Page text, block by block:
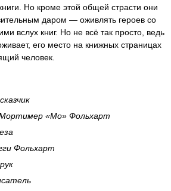
Но кроме этой общей страсти они
даром — оживлять героев со
вслух книг. Но не всё так просто, ведь
его место на книжных страницах
человек.
«Мо» Фольхарт
Фольхарт